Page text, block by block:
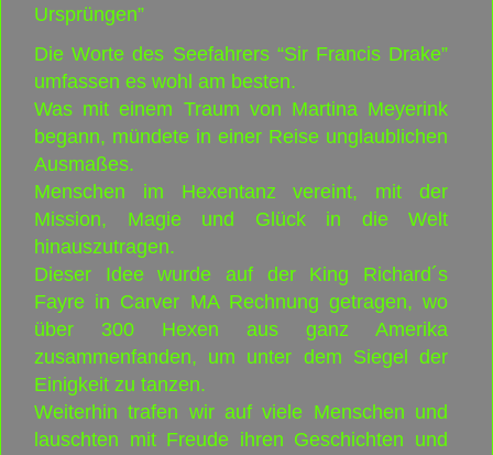
Ursprüngen”
Die Worte des Seefahrers “Sir Francis Drake”
umfassen es wohl am besten.
Was mit einem Traum von Martina Meyerink
begann, mündete in einer Reise unglaublichen
Ausmaßes.
Menschen im Hexentanz vereint, mit der
Mission, Magie und Glück in die Welt
hinauszutragen.
Dieser Idee wurde auf der King Richard´s
Fayre in Carver MA Rechnung getragen, wo
über 300 Hexen aus ganz Amerika
zusammenfanden, um unter dem Siegel der
Einigkeit zu tanzen.
Weiterhin trafen wir auf viele Menschen und
lauschten mit Freude ihren Geschichten und